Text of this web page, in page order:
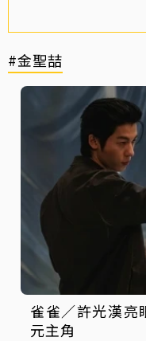
#金聖喆
雀雀／許光漢亮
元主角